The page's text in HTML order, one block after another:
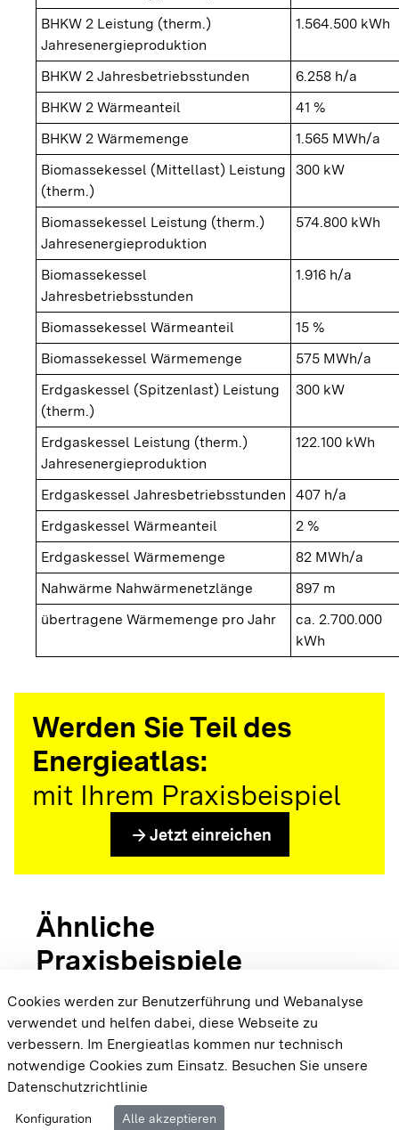
BHKW 2 Leistung (therm.)
Jahresenergieproduktion
1.564.500 kWh
BHKW 2 Jahresbetriebsstunden
6.258 h/a
BHKW 2 Wärmeanteil
41 %
BHKW 2 Wärmemenge
1.565 MWh/a
Biomassekessel (Mittellast) Leistung
(therm.)
300 kW
Biomassekessel Leistung (therm.)
Jahresenergieproduktion
574.800 kWh
Biomassekessel
Jahresbetriebsstunden
1.916 h/a
Biomassekessel Wärmeanteil
15 %
Biomassekessel Wärmemenge
575 MWh/a
Erdgaskessel (Spitzenlast) Leistung
(therm.)
300 kW
Erdgaskessel Leistung (therm.)
Jahresenergieproduktion
122.100 kWh
Erdgaskessel Jahresbetriebsstunden
407 h/a
Erdgaskessel Wärmeanteil
2 %
Erdgaskessel Wärmemenge
82 MWh/a
Nahwärme Nahwärmenetzlänge
897 m
übertragene Wärmemenge pro Jahr
ca. 2.700.000
kWh
Werden Sie Teil des
Energieatlas:
mit Ihrem Praxisbeispiel
arrow_forward Jetzt einreichen
Ähnliche
Praxisbeispiele
{{#displayPraxisbeispielMap}} {{{body}}}
{{/displayPraxisbeispielMap}}
Cookie-EinstellungenBarrierefreiheit
Impressum
Cookies werden zur Benutzerführung und Webanalyse
verwendet und helfen dabei, diese Webseite zu
verbessern. Im Energieatlas kommen nur technisch
notwendige Cookies zum Einsatz. Besuchen Sie unsere
Datenschutzrichtlinie
Konfiguration Alle akzeptieren